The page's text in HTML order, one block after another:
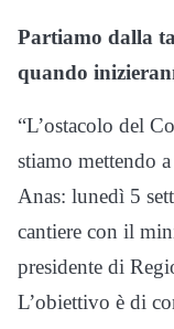
Partiamo dalla
quando
“L’ostacolo del
stiamo mettendo
Anas: lunedì 5
cantiere con il
presidente di
L’obiettivo è di